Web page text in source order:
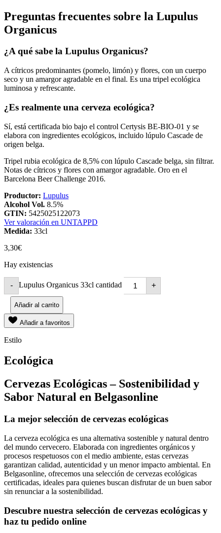
Preguntas frecuentes sobre la Lupulus
Organicus
¿A qué sabe la Lupulus Organicus?
A cítricos predominantes (pomelo, limón) y flores, con un cuerpo
seco y un amargor agradable en el final. Es una tripel ecológica
luminosa y refrescante.
¿Es realmente una cerveza ecológica?
Sí, está certificada bio bajo el control Certysis BE-BIO-01 y se
elabora con ingredientes ecológicos, incluido lúpulo Cascade de
origen belga.
Tripel rubia ecológica de 8,5% con lúpulo Cascade belga, sin filtrar.
Notas de cítricos y flores con amargor agradable. Oro en el
Barcelona Beer Challenge 2016.
Productor: Lupulus
Alcohol Vol. 8.5%
GTIN: 5425025122073
Ver valoración en UNTAPPD
Medida: 33cl
3,30€
Hay existencias
- Lupulus Organicus 33cl cantidad +
Añadir al carrito
Añadir a favoritos
Estilo
Ecológica
Cervezas Ecológicas – Sostenibilidad y
Sabor Natural en Belgasonline
La mejor selección de cervezas ecológicas
La cerveza ecológica es una alternativa sostenible y natural dentro
del mundo cervecero. Elaborada con ingredientes orgánicos y
procesos respetuosos con el medio ambiente, estas cervezas
garantizan calidad, autenticidad y un menor impacto ambiental. En
Belgasonline, ofrecemos una selección de cervezas ecológicas
certificadas, ideales para quienes buscan disfrutar de un buen sabor
sin renunciar a la sostenibilidad.
Descubre nuestra selección de cervezas ecológicas y
haz tu pedido online